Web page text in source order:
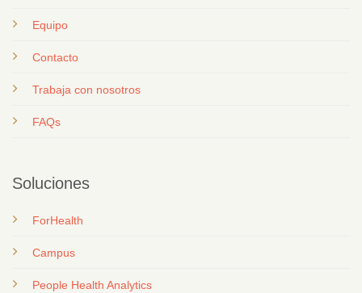
Equipo
Contacto
Trabaja con nosotros
FAQs
Soluciones
ForHealth
Campus
People Health Analytics